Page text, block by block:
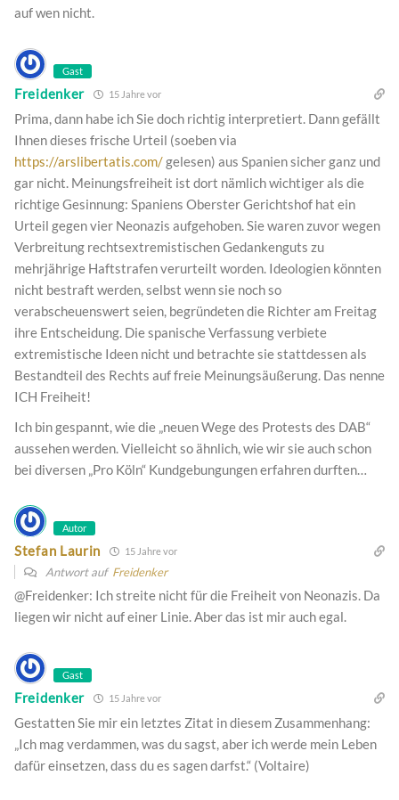
auf wen nicht.
Gast
Freidenker 15 Jahre vor
Prima, dann habe ich Sie doch richtig interpretiert. Dann gefällt
Ihnen dieses frische Urteil (soeben via
https://arslibertatis.com/gelesen) aus Spanien sicher ganz und
gar nicht. Meinungsfreiheit ist dort nämlich wichtiger als die
richtige Gesinnung: Spaniens Oberster Gerichtshof hat ein
Urteil gegen vier Neonazis aufgehoben. Sie waren zuvor wegen
Verbreitung rechtsextremistischen Gedankenguts zu
mehrjährige Haftstrafen verurteilt worden. Ideologien könnten
nicht bestraft werden, selbst wenn sie noch so
verabscheuenswert seien, begründeten die Richter am Freitag
ihre Entscheidung. Die spanische Verfassung verbiete
extremistische Ideen nicht und betrachte sie stattdessen als
Bestandteil des Rechts auf freie Meinungsäußerung. Das nenne
ICH Freiheit!
Ich bin gespannt, wie die „neuen Wege des Protests des DAB“
aussehen werden. Vielleicht so ähnlich, wie wir sie auch schon
bei diversen „Pro Köln“ Kundgebungungen erfahren durften…
Autor
Stefan Laurin 15 Jahre vor
Antwort auf Freidenker
@Freidenker: Ich streite nicht für die Freiheit von Neonazis. Da
liegen wir nicht auf einer Linie. Aber das ist mir auch egal.
Gast
Freidenker 15 Jahre vor
Gestatten Sie mir ein letztes Zitat in diesem Zusammenhang:
„Ich mag verdammen, was du sagst, aber ich werde mein Leben
dafür einsetzen, dass du es sagen darfst.“ (Voltaire)